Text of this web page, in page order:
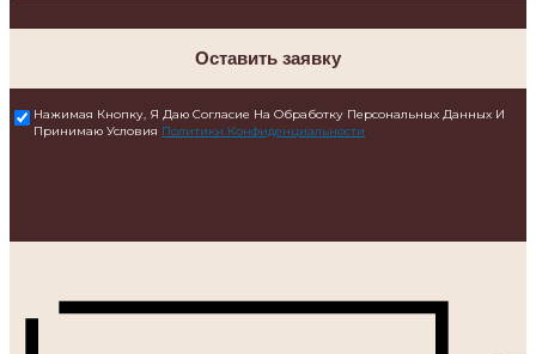
Оставить заявку
Нажимая Кнопку, Я Даю Согласие На Обработку Персональных Данных И
Принимаю Условия Политики Конфиденциальности